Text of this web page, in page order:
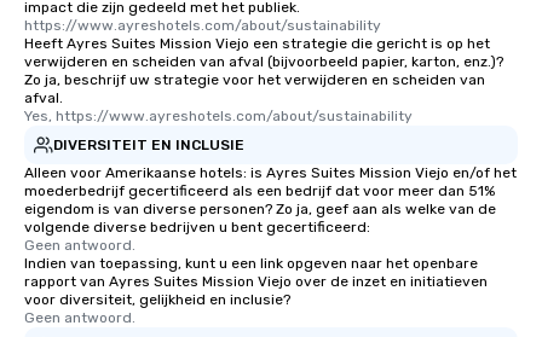
impact die zijn gedeeld met het publiek.
https://www.ayreshotels.com/about/sustainability
Heeft Ayres Suites Mission Viejo een strategie die gericht is op het
verwijderen en scheiden van afval (bijvoorbeeld papier, karton, enz.)?
Zo ja, beschrijf uw strategie voor het verwijderen en scheiden van
afval.
Yes, https://www.ayreshotels.com/about/sustainability
DIVERSITEIT EN INCLUSIE
Alleen voor Amerikaanse hotels: is Ayres Suites Mission Viejo en/of het
moederbedrijf gecertificeerd als een bedrijf dat voor meer dan 51%
eigendom is van diverse personen? Zo ja, geef aan als welke van de
volgende diverse bedrijven u bent gecertificeerd:
Geen antwoord.
Indien van toepassing, kunt u een link opgeven naar het openbare
rapport van Ayres Suites Mission Viejo over de inzet en initiatieven
voor diversiteit, gelijkheid en inclusie?
Geen antwoord.